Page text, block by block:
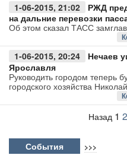
1-06-2015, 21:02
РЖД
на дальние перевозки
Об этом сказал ТАСС
1-06-2015, 20:24
Нечаев
Ярославля
Руководить городом теперь
городского хозяйства
Назад 1 2
События >>>